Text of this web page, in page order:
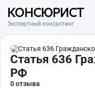
КОНСЮРИСТ
Экспертный консалтинг
Статья 636
РФ
0 отзыва